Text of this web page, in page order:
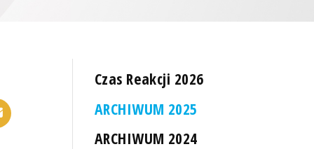
Czas Reakcji 2026
ARCHIWUM 2025
ARCHIWUM 2024